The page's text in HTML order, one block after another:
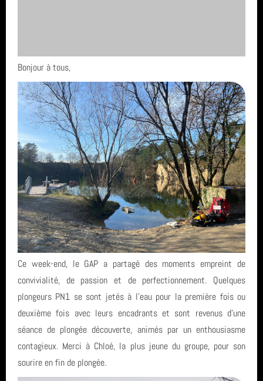
Bonjour à tous,
Ce week-end, le GAP a partagé des moments empreint de
convivialité, de passion et de perfectionnement. Quelques
plongeurs PN1 se sont jetés à l'eau pour la première fois ou
deuxième fois avec leurs encadrants et sont revenus d'une
séance de plongée découverte, animés par un enthousiasme
contagieux. Merci à Chloé, la plus jeune du groupe, pour son
sourire en fin de plongée.